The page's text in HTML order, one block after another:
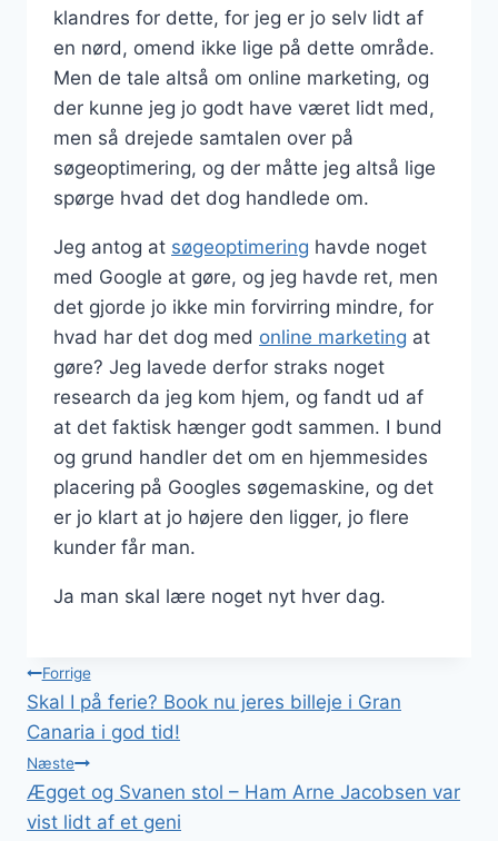
klandres for dette, for jeg er jo selv lidt af
en nørd, omend ikke lige på dette område.
Men de tale altså om online marketing, og
der kunne jeg jo godt have været lidt med,
men så drejede samtalen over på
søgeoptimering, og der måtte jeg altså lige
spørge hvad det dog handlede om.
Jeg antog at søgeoptimering havde noget
med Google at gøre, og jeg havde ret, men
det gjorde jo ikke min forvirring mindre, for
hvad har det dog med online marketing at
gøre? Jeg lavede derfor straks noget
research da jeg kom hjem, og fandt ud af
at det faktisk hænger godt sammen. I bund
og grund handler det om en hjemmesides
placering på Googles søgemaskine, og det
er jo klart at jo højere den ligger, jo flere
kunder får man.
Ja man skal lære noget nyt hver dag.
Indlægsnavigation
Forrige
Skal I på ferie? Book nu jeres billeje i Gran
Canaria i god tid!
Næste
Ægget og Svanen stol – Ham Arne Jacobsen var
vist lidt af et geni